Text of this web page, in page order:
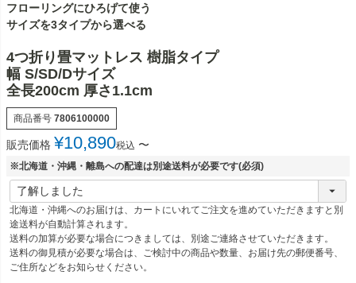
フローリングにひろげて使う
サイズを3タイプから選べる
4つ折り畳マットレス 樹脂タイプ
幅 S/SD/Dサイズ
全長200cm 厚さ1.1cm
商品番号 7806100000
販売価格 ¥10,890税込 〜
※北海道・沖縄・離島への配達は別途送料が必要です(必須)
北海道・沖縄へのお届けは、カートにいれてご注文を進めていただきますと別
途送料が自動計算されます。
送料の加算が必要な場合につきましては、別途ご連絡させていただきます。
送料の御見積が必要な場合は、ご検討中の商品や数量、お届け先の郵便番号、
ご住所などをお知らせください。